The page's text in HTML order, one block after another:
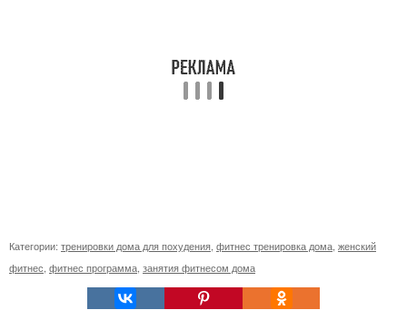
Категории: тренировки дома для похудения фитнес тренировка дома женский
фитнес фитнес программа занятия фитнесом дома